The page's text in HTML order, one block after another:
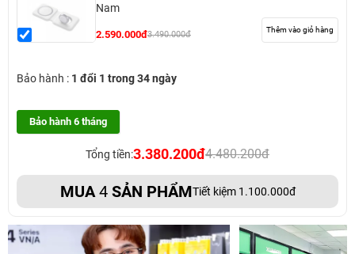
Nam
2.590.000đ3.490.000đ Thêm vào giỏ hàng
Bảo hành : 1 đổi 1 trong 34 ngày
Bảo hành 6 tháng
Tổng tiền:3.380.200đ4.480.200đ
MUA4SẢN PHẨMTiết kiệm 1.100.000đ